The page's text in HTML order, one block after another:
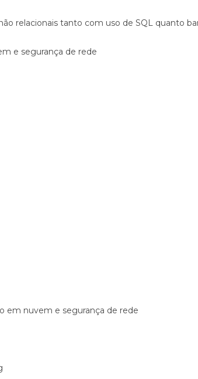
relacionais tanto com uso de SQL quanto
e segurança de rede
em nuvem e segurança de rede